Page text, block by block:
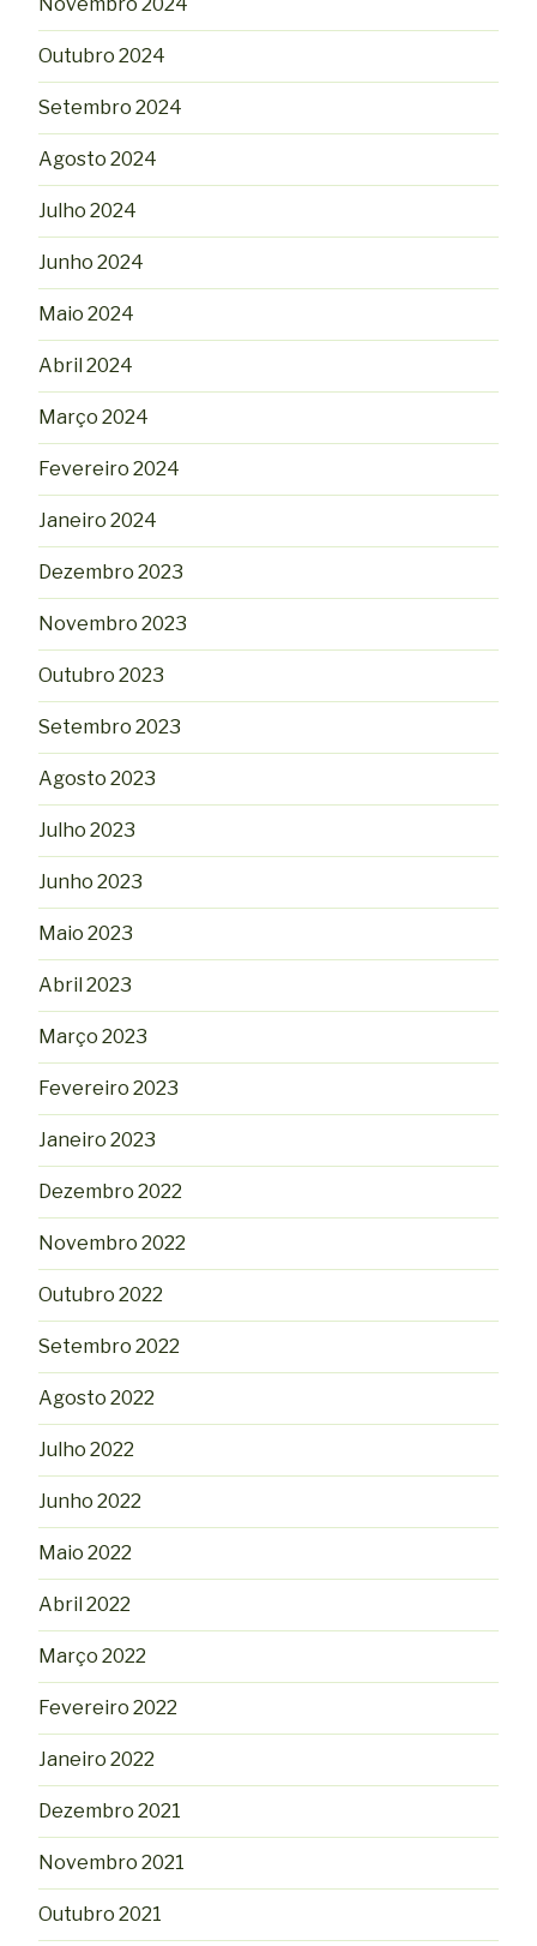
Novembro 2024
Outubro 2024
Setembro 2024
Agosto 2024
Julho 2024
Junho 2024
Maio 2024
Abril 2024
Março 2024
Fevereiro 2024
Janeiro 2024
Dezembro 2023
Novembro 2023
Outubro 2023
Setembro 2023
Agosto 2023
Julho 2023
Junho 2023
Maio 2023
Abril 2023
Março 2023
Fevereiro 2023
Janeiro 2023
Dezembro 2022
Novembro 2022
Outubro 2022
Setembro 2022
Agosto 2022
Julho 2022
Junho 2022
Maio 2022
Abril 2022
Março 2022
Fevereiro 2022
Janeiro 2022
Dezembro 2021
Novembro 2021
Outubro 2021